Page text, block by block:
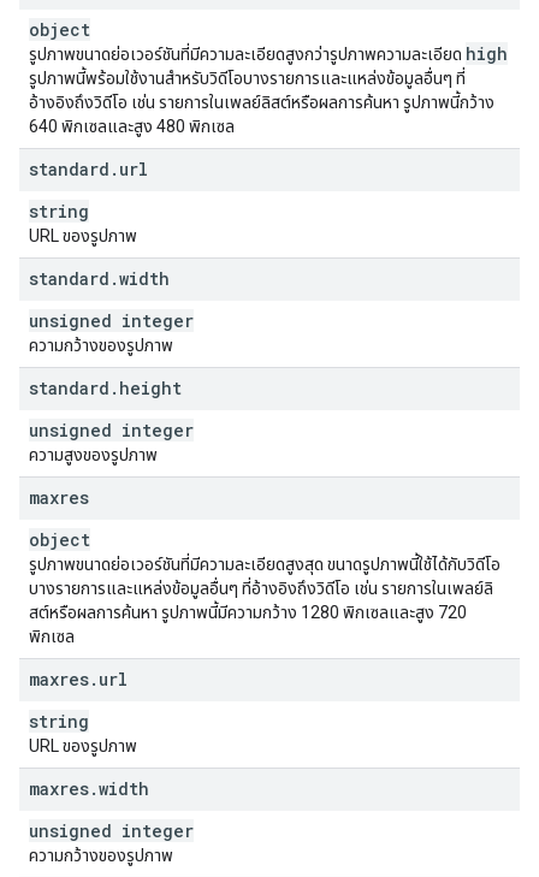
object
รูปภาพขนาดย่อเวอร์ชันที่มีความละเอียดสูงกว่ารูปภาพความละเอียด high
รูปภาพนี้พร้อมใช้งานสำหรับวิดีโอบางรายการและแหล่งข้อมูลอื่นๆ ที่
อ้างอิงถึงวิดีโอ เช่น รายการในเพลย์ลิสต์หรือผลการค้นหา รูปภาพนี้กว้าง
640 พิกเซลและสูง 480 พิกเซล
standard . url
string
URL ของรูปภาพ
standard .width
unsigned integer
ความกว้างของรูปภาพ
standard . height
unsigned integer
ความสูงของรูปภาพ
maxres
object
รูปภาพขนาดย่อเวอร์ชันที่มีความละเอียดสูงสุด ขนาดรูปภาพนี้ใช้ได้กับวิดีโอ
บางรายการและแหล่งข้อมูลอื่นๆ ที่อ้างอิงถึงวิดีโอ เช่น รายการในเพลย์ลิ
สต์หรือผลการค้นหา รูปภาพนี้มีความกว้าง 1280 พิกเซลและสูง 720
พิกเซล
maxres. url
string
URL ของรูปภาพ
maxres.width
unsigned integer
ความกว้างของรูปภาพ